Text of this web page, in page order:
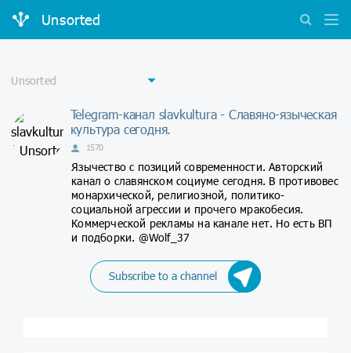
Unsorted
Telegram-канал slavkultura - Славяно-языческая
культура сегодня.
1570
Язычество с позиций современности. Авторский
канал о славянском социуме сегодня. В противовес
монархической, религиозной, политико-
социальной агрессии и прочего мракобесия.
Коммерческой рекламы на канале нет. Но есть ВП
и подборки. @Wolf_37
Subscribe to a channel